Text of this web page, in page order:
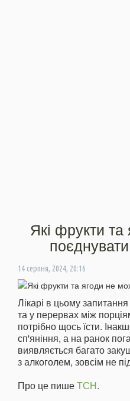
Які фрукти
14 серпня, 2024, 20:16
Лікарі в цьому
та у перервах між
потрібно щось їсти.
сп'яніння, а на ранок
виявляється багато
з алкоголем, зовсім не
Про це пишеТСН.